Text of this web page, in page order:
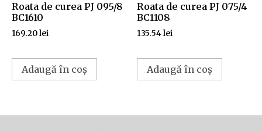
Roata de curea PJ 095/8
BC1610
169.20lei
Adaugă în coș
Roata de curea PJ 075/4
BC1108
135.54lei
Adaugă în coș